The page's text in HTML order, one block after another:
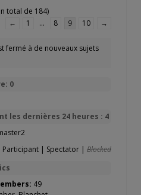
total de 184)
←
1 … 8 9 10 →
fermé à de nouveaux sujets
0
les dernières 24 heures : 4
Participant | Spectator | Blocked
49